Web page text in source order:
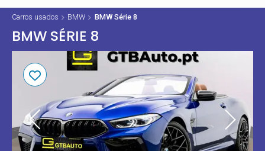
Carros usados BMW BMW Série 8
BMW SÉRIE 8